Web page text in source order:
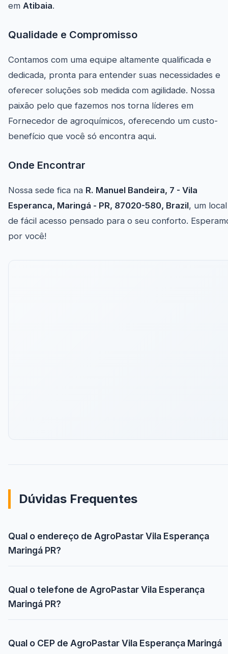
em Atibaia.
Qualidade e Compromisso
Contamos com uma equipe altamente qualificada e
dedicada, pronta para entender suas necessidades e
oferecer soluções sob medida com agilidade. Nossa
paixão pelo que fazemos nos torna líderes em
Fornecedor de agroquímicos, oferecendo um custo-
benefício que você só encontra aqui.
Onde Encontrar
Nossa sede fica na R. Manuel Bandeira, 7 - Vila
Esperanca, Maringá - PR, 87020-580, Brazil, um local
de fácil acesso pensado para o seu conforto.
por você!
Dúvidas Frequentes
Qual o endereço de AgroPastar Vila Esperança
Maringá PR?
Qual o telefone de AgroPastar Vila Esperança
Maringá PR?
Qual o CEP de AgroPastar Vila Esperança Maringá